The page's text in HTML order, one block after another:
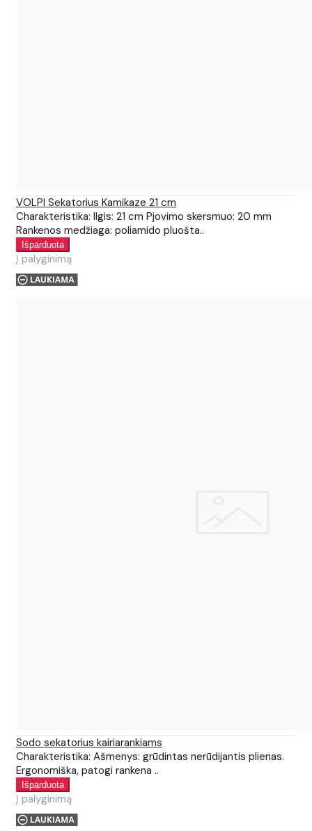
VOLPI Sekatorius Kamikaze 21 cm
Charakteristika: Ilgis: 21 cm Pjovimo skersmuo: 20 mm
Rankenos medžiaga: poliamido pluošta..
Į palyginimą
Sodo sekatorius kairiarankiams
Charakteristika: Ašmenys: grūdintas nerūdijantis plienas.
Ergonomiška, patogi rankena ..
Į palyginimą